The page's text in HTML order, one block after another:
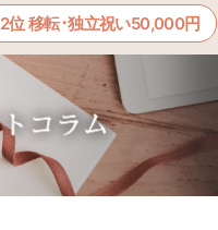
2位 移転･独立祝い50,000円